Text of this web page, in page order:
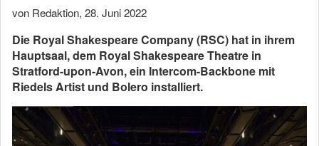
von Redaktion, 28. Juni 2022
Die Royal Shakespeare Company (RSC) hat in ihrem
Hauptsaal, dem Royal Shakespeare Theatre in
Stratford-upon-Avon, ein Intercom-Backbone mit
Riedels Artist und Bolero installiert.